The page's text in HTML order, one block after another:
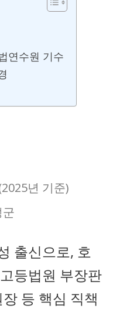
연수원 기수
년 기준)
출신으로, 호
등법원 부장판
등 핵심 직책